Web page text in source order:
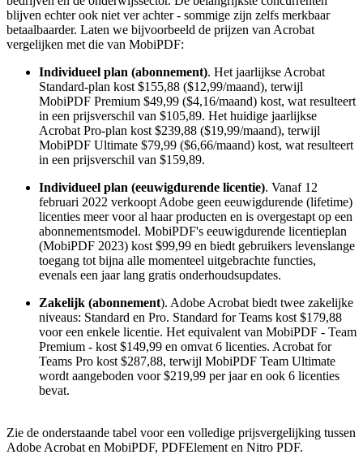
blijven echter ook niet ver achter - sommige zijn zelfs merkbaar
betaalbaarder. Laten we bijvoorbeeld de prijzen van Acrobat
vergelijken met die van MobiPDF:
Individueel plan (abonnement). Het jaarlijkse Acrobat
Standard-plan kost $155,88 ($12,99/maand), terwijl
MobiPDF Premium $49,99 ($4,16/maand) kost, wat resulteert
in een prijsverschil van $105,89. Het huidige jaarlijkse
Acrobat Pro-plan kost $239,88 ($19,99/maand), terwijl
MobiPDF Ultimate $79,99 ($6,66/maand) kost, wat resulteert
in een prijsverschil van $159,89.
Individueel plan (eeuwigdurende licentie). Vanaf 12
februari 2022 verkoopt Adobe geen eeuwigdurende (lifetime)
licenties meer voor al haar producten en is overgestapt op een
abonnementsmodel. MobiPDF's eeuwigdurende licentieplan
(MobiPDF 2023) kost $99,99 en biedt gebruikers levenslange
toegang tot bijna alle momenteel uitgebrachte functies,
evenals een jaar lang gratis onderhoudsupdates.
Zakelijk (abonnement). Adobe Acrobat biedt twee zakelijke
niveaus: Standard en Pro. Standard for Teams kost $179,88
voor een enkele licentie. Het equivalent van MobiPDF - Team
Premium - kost $149,99 en omvat 6 licenties. Acrobat for
Teams Pro kost $287,88, terwijl MobiPDF Team Ultimate
wordt aangeboden voor $219,99 per jaar en ook 6 licenties
bevat.
Zie de onderstaande tabel voor een volledige prijsvergelijking tussen
Adobe Acrobat en MobiPDF, PDFElement en Nitro PDF.